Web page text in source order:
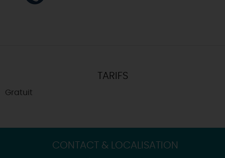
TARIFS
Gratuit
CONTACT & LOCALISATION